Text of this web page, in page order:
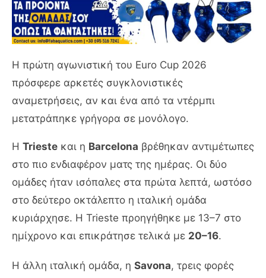
Η πρώτη αγωνιστική του Euro Cup 2026
πρόσφερε αρκετές συγκλονιστικές
αναμετρήσεις, αν και ένα από τα ντέρμπι
μετατράπηκε γρήγορα σε μονόλογο.
Η Trieste και η Barcelona βρέθηκαν αντιμέτωπες
στο πιο ενδιαφέρον ματς της ημέρας. Οι δύο
ομάδες ήταν ισόπαλες στα πρώτα λεπτά, ωστόσο
στο δεύτερο οκτάλεπτο η ιταλική ομάδα
κυριάρχησε. Η Trieste προηγήθηκε με 13–7 στο
ημίχρονο και επικράτησε τελικά με 20–16.
Η άλλη ιταλική ομάδα, η Savona, τρεις φορές